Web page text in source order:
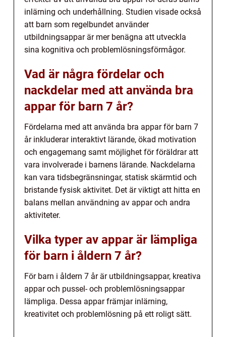
inlärning och underhållning. Studien visade också
att barn som regelbundet använder
utbildningsappar är mer benägna att utveckla
sina kognitiva och problemlösningsförmågor.
Vad är några fördelar och
nackdelar med att använda bra
appar för barn 7 år?
Fördelarna med att använda bra appar för barn 7
år inkluderar interaktivt lärande, ökad motivation
och engagemang samt möjlighet för föräldrar att
vara involverade i barnens lärande. Nackdelarna
kan vara tidsbegränsningar, statisk skärmtid och
bristande fysisk aktivitet. Det är viktigt att hitta en
balans mellan användning av appar och andra
aktiviteter.
Vilka typer av appar är lämpliga
för barn i åldern 7 år?
För barn i åldern 7 år är utbildningsappar, kreativa
appar och pussel- och problemlösningsappar
lämpliga. Dessa appar främjar inlärning,
kreativitet och problemlösning på ett roligt sätt.